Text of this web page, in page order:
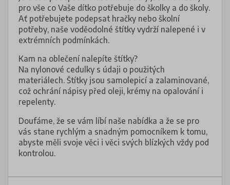
pro vše co Vaše dítko potřebuje do školky a do školy.
Ať potřebujete podepsat hračky nebo školní
potřeby, naše voděodolné štítky vydrží nalepené i v
extrémních podmínkách.
Kam na oblečení nalepíte štítky?
Na nylonové cedulky s údaji o použitých
materiálech. Štítky jsou samolepicí a zalaminované,
což ochrání nápisy před oleji, krémy na opalování i
repelenty.
Doufáme, že se vám líbí naše nabídka a že se pro
vás stane rychlým a snadným pomocníkem k tomu,
abyste měli svoje věci i věci svých blízkých vždy pod
kontrolou.